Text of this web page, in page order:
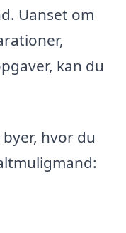
Uanset om
kan du
hvor du